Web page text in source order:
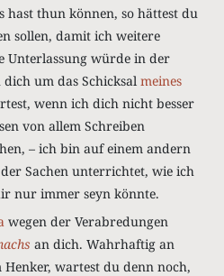
hast thun können, so hättest du
sollen, damit ich weitere
Unterlassung würde in der
um das Schicksal meines
wenn ich dich nicht besser
von allem Schreiben
– ich bin auf einem andern
Sachen unterrichtet, wie ich
nur immer seyn könnte.
wegen der Verabredungen
an dich. Wahrhaftig an
wartest du denn noch,